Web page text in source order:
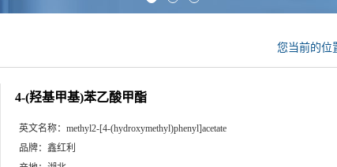
您当前的位
4-(羟基甲基)苯乙酸甲酯
英文名称： methyl2-[4-(hydroxymethyl)phenyl]acetate
品牌： 鑫红利